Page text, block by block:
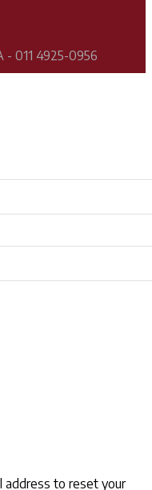
- 011 4925-0956
address to reset your